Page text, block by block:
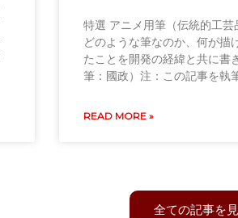
特選 アニメ用筆（伝統的工芸
どのような筆なのか、何が描
たことを開発の経緯と共に書
筆：國政）注：この記事を執
READ MORE »
全ての記事を